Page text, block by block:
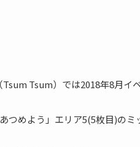
Tsum）では2018年8月イ
つめよう」エリア5(5枚目)のミ